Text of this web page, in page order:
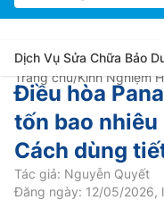
Dịch Vụ Sửa Chữa Bảo
Trang chủ/Kinh Nghiệm
Điều hòa
tốn bao nhiêu
Cách dùng
Tác giả: Nguyễn Quyết
Đăng ngày: 12/05/2026,